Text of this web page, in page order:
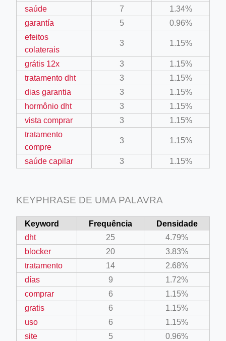
saúde
7
1.34%
garantía
5
0.96%
efeitos
colaterais
3 1.15%
grátis 12x 3
1.15%
tratamento dht
3
1.15%
dias garantia
3
1.15%
hormônio dht
3
1.15%
vista comprar
3
1.15%
tratamento
compre
3 1.15%
saúde capilar 3 1.15%
KEYPHRASE DE UMA PALAVRA
Keyword Frequência
Densidade
dht
25
4.79%
blocker
20
3.83%
tratamento
14
2.68%
días
9
1.72%
comprar
6
1.15%
gratis
6
1.15%
uso
6
1.15%
site
5 0.96%